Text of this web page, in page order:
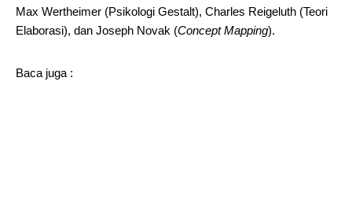
Max Wertheimer (Psikologi Gestalt), Charles Reigeluth (Teori
Elaborasi), dan Joseph Novak (Concept Mapping).
Baca juga :